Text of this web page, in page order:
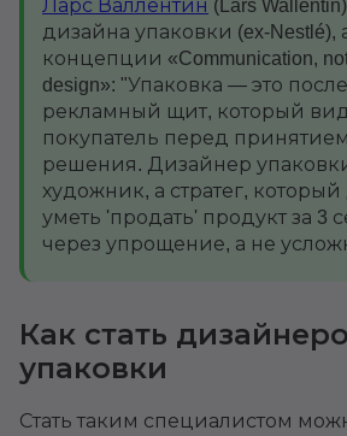
Ларс Валлентин (Lars
дизайна упаковки (ex-Nestlé),
концепции «Communication,
design»: "Упаковка — это
рекламный щит, который
покупатель перед принятием
решения. Дизайнер
художник, а стратег,
уметь 'продать' продукт за 3
через упрощение, а не
Как стать
упаковки
Стать таким специалистом